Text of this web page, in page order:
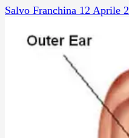
Salvo Franchina 12 Aprile